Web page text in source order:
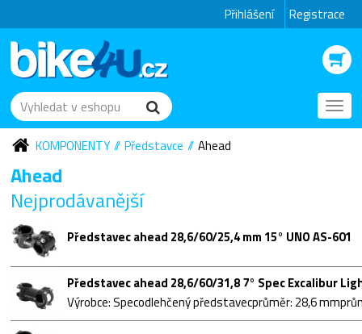
Přihlášení Registrace
KOMPONENTY
Představce Ahead
Ahead
Nejprodávanější
Představec ahead 28,6/60/25,4 mm 15° UNO AS-601
Představec ahead 28,6/60/31,8 7° Spec Excalibur